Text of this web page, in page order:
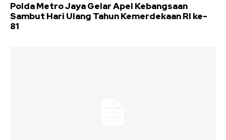
Polda Metro Jaya Gelar Apel Kebangsaan
Sambut Hari Ulang Tahun Kemerdekaan RI ke-
81